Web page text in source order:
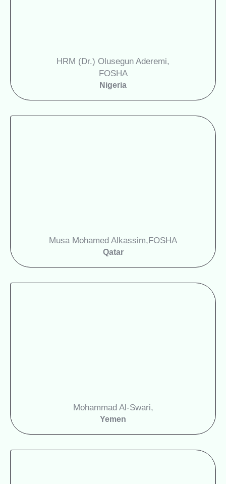
HRM (Dr.) Olusegun Aderemi,
FOSHA
Nigeria
Musa Mohamed Alkassim,FOSHA
Qatar
Mohammad Al-Swari,
Yemen